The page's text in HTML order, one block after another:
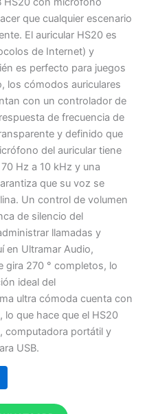
que cualquier escenario
El auricular HS20 es
de Internet) y
es perfecto para juegos
los cómodos auriculares
con un controlador de
de frecuencia de
y definido que
del auricular tiene
Hz a 10 kHz y una
que su voz se
Un control de volumen
de silencio del
llamadas y
en Ultramar Audio,
gira 270 ° completos, lo
ideal del
ultra cómoda cuenta con
que hace que el HS20
computadora portátil y
USB.